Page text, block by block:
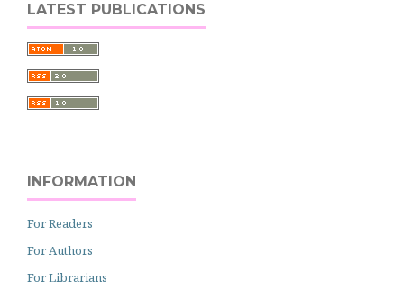
LATEST PUBLICATIONS
INFORMATION
For Readers
For Authors
For Librarians